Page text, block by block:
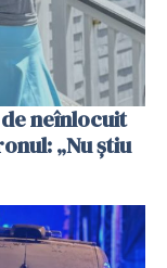
neînlocuit
„Nu știu